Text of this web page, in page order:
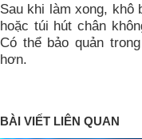
Sau khi làm xong, khô
hoặc túi hút chân
Có thể bảo quản
hơn.
BÀI VIẾT LIÊN QUAN